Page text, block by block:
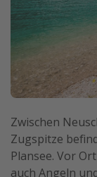
Zwischen
Zugspitze
Plansee. Vor
auch Angeln